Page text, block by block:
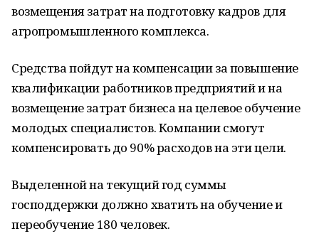
возмещения затрат на подготовку кадров для
агропромышленного комплекса.
Средства пойдут на компенсации за повышение
квалификации работников предприятий и на
возмещение затрат бизнеса на целевое обучение
молодых специалистов. Компании смогут
компенсировать до 90% расходов на эти цели.
Выделенной на текущий год суммы
господдержки должно хватить на обучение и
переобучение 180 человек.